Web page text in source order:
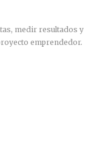
medir resultados y
emprendedor.